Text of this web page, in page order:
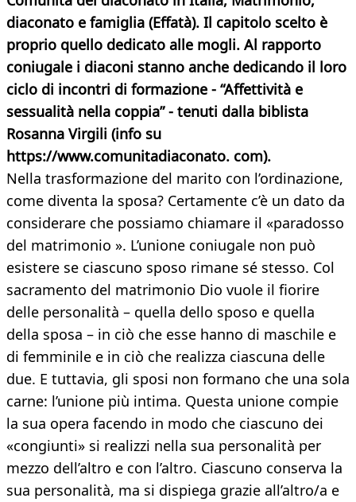
diaconato e famiglia (Effatà). Il capitolo scelto è
proprio quello dedicato alle mogli. Al rapporto
coniugale i diaconi stanno anche dedicando il loro
ciclo di incontri di formazione - “Affettività e
sessualità nella coppia” - tenuti dalla biblista
Rosanna Virgili (info su
https://www.comunitadiaconato. com).
Nella trasformazione del marito con l’ordinazione,
come diventa la sposa? Certamente c’è un dato da
considerare che possiamo chiamare il «paradosso
del matrimonio ». L’unione coniugale non può
esistere se ciascuno sposo rimane sé stesso. Col
sacramento del matrimonio Dio vuole il fiorire
delle personalità – quella dello sposo e quella
della sposa – in ciò che esse hanno di maschile e
di femminile e in ciò che realizza ciascuna delle
due. E tuttavia, gli sposi non formano che una sola
carne: l’unione più intima. Questa unione compie
la sua opera facendo in modo che ciascuno dei
«congiunti» si realizzi nella sua personalità per
mezzo dell’altro e con l’altro. Ciascuno conserva la
sua personalità, ma si dispiega grazie all’altro/a e